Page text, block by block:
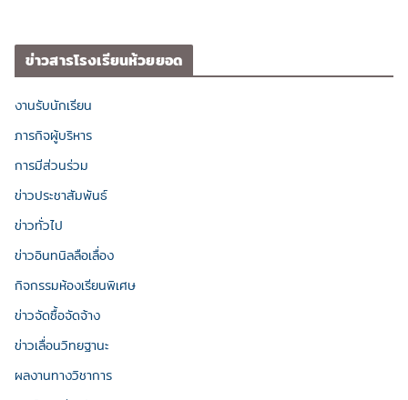
ข่าวสารโรงเรียนห้วยยอด
งานรับนักเรียน
ภารกิจผู้บริหาร
การมีส่วนร่วม
ข่าวประชาสัมพันธ์
ข่าวทั่วไป
ข่าวอินทนิลลือเลื่อง
กิจกรรมห้องเรียนพิเศษ
ข่าวจัดซื้อจัดจ้าง
ข่าวเลื่อนวิทยฐานะ
ผลงานทางวิชาการ